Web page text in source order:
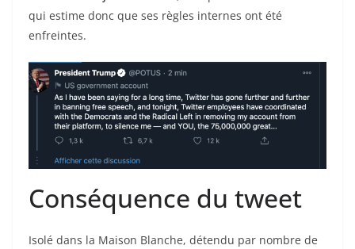
qui estime donc que ses règles internes ont été
enfreintes.
Conséquence du tweet
Isolé dans la Maison Blanche, détendu par nombre de